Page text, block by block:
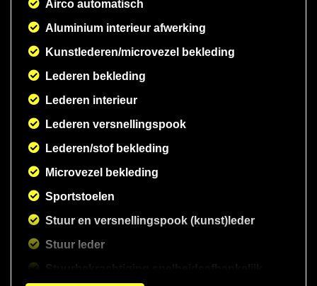
Airco automatisch
Aluminium interieur afwerking
Kunstlederen/microvezel bekleding
Lederen bekleding
Lederen interieur
Lederen versnellingspook
Lederen/stof bekleding
Microvezel bekleding
Sportstoelen
Stuur en versnellingspook (kunst)leder
Stuur leder
Stuurbekrachtiging snelheidsafhankelijk